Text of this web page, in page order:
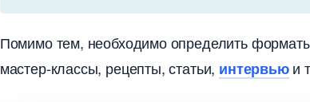
Помимо тем, необходимо определить
мастер-классы, рецепты, статьи, интервьюи